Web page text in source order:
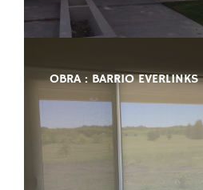
OBRA : BARRIO EVERLINKS